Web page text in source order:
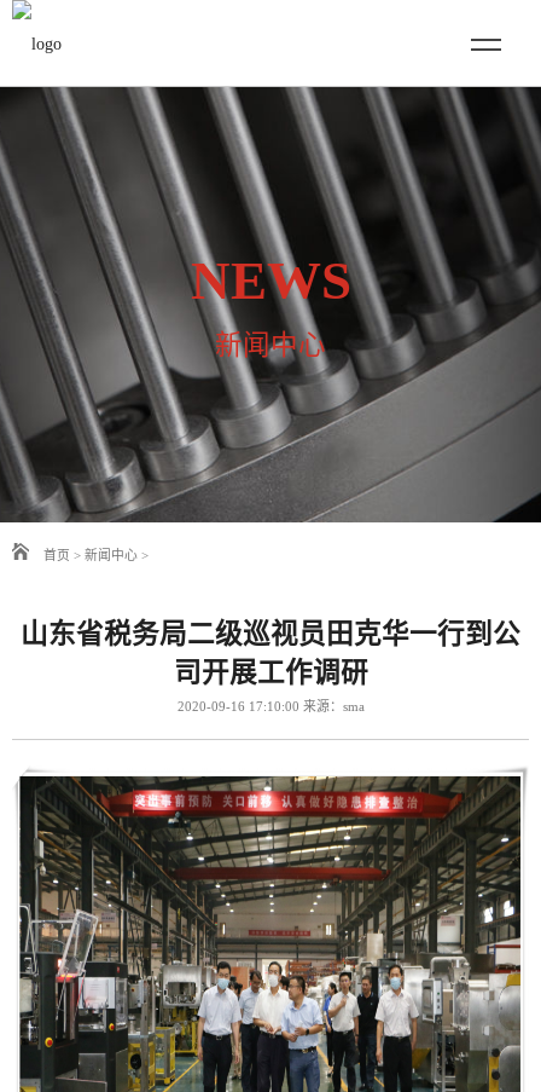
NEWS
新闻中心
首页 > 新闻中心 >
山东省税务局二级巡视员田克华一行到公
司开展工作调研
2020-09-16 17:10:00 来源：sma